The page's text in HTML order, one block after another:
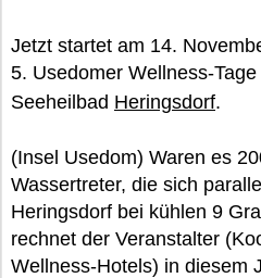
Jetzt startet am 14.
5. Usedomer Wellness-
Seeheilbad Heringsdorf.
(Insel Usedom) Waren es
Wassertreter, die sich
Heringsdorf bei kühlen 9
rechnet der Veranstalter
Wellness-Hotels) in diesem